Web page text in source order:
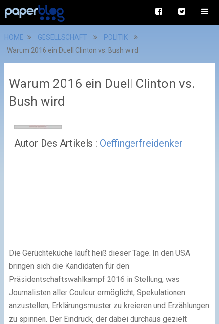
HOME GESELLSCHAFT
POLITIK
Warum 2016 ein Duell Clinton vs. Bush wird
Warum 2016 ein Duell Clinton vs.
Bush wird
Autor Des Artikels : Oeffingerfreidenker
Die Gerüchteküche läuft heiß dieser Tage. In den USA
bringen sich die Kandidaten für den
Präsidentschaftswahlkampf 2016 in Stellung, was
Journalisten aller Couleur ermöglicht, Spekulationen
anzustellen, Erklärungsmuster zu kreieren und Erzählungen
zu spinnen. Der Eindruck, der dabei durchaus gezielt